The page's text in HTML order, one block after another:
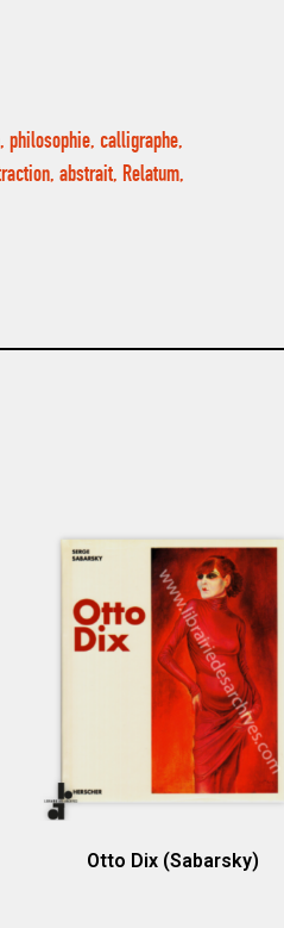
philosophie, calligraphe,
abstrait, Relatum,
Otto Dix (Sabarsky)